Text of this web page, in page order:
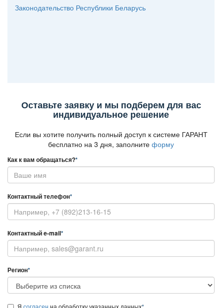
Законодательство Республики Беларусь
Оставьте заявку и мы подберем для вас
индивидуальное решение
Если вы хотите получить полный доступ к системе ГАРАНТ
есплатно на 3 дня, заполните форму
Как к вам обращаться?*
Контактный телефон*
Контактный e-mail*
Регион*
Я согласен на обработку указанных данных*